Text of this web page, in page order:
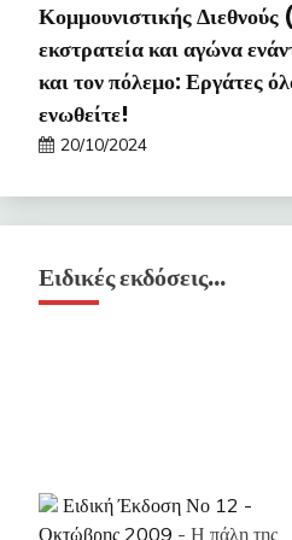
Κομμουνιστικής Διεθνούς
εκστρατεία και αγώνα
και τον πόλεμο: Εργάτες
ενωθείτε!
20/10/2024
Ειδικές εκδόσεις…
Ειδική Έκδοση Νο 12 -
Οκτώβρης 2009 - Η πάλη της